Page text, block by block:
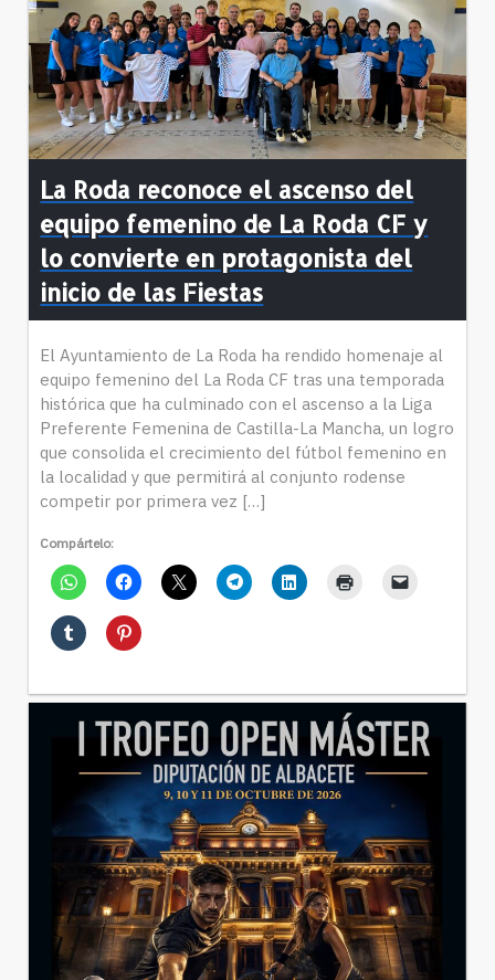
La Roda reconoce el ascenso del
equipo femenino de La Roda CF y
lo convierte en protagonista del
inicio de las Fiestas
El Ayuntamiento de La Roda ha rendido homenaje al
equipo femenino del La Roda CF tras una temporada
histórica que ha culminado con el ascenso a la Liga
Preferente Femenina de Castilla-La Mancha, un logro
que consolida el crecimiento del fútbol femenino en
la localidad y que permitirá al conjunto rodense
competir por primera vez […]
Compártelo: